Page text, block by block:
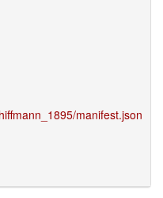
manifest.json